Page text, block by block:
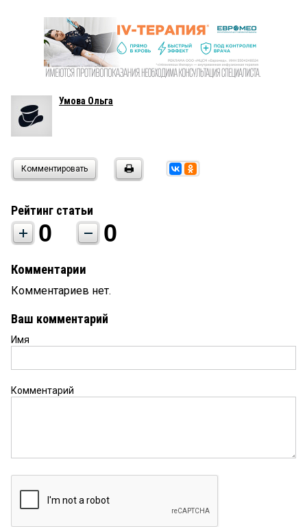
Умова Ольга
Комментировать
Рейтинг статьи
0 0
Комментарии
Комментариев нет.
Ваш комментарий
Имя
Комментарий